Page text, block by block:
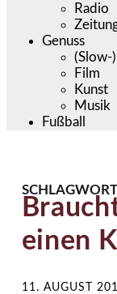
Radio
Genuss
(Slow-
Film
Kunst
Musik
Fußball
einen
11. AUGUST